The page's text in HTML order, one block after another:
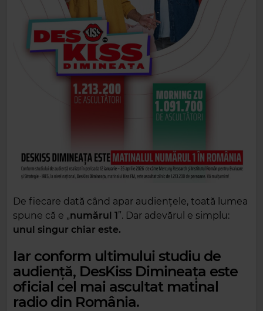
De fiecare dată când apar audiențele, toată lumea
spune că e „numărul 1”. Dar adevărul e simplu:
unul singur chiar este.
Iar conform ultimului studiu de
audiență, DesKiss Dimineața este
oficial cel mai ascultat matinal
radio din România.